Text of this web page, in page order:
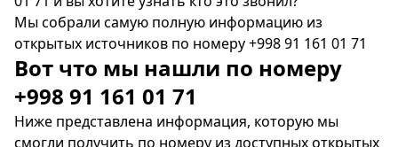
Мы собрали самую полную информацию из
открытых источников по номеру +998 91 161 01 71
Вот что мы нашли по номеру
+998 91 161 01 71
Ниже представлена информация, которую мы
смогли получить по номеру из доступных открытых